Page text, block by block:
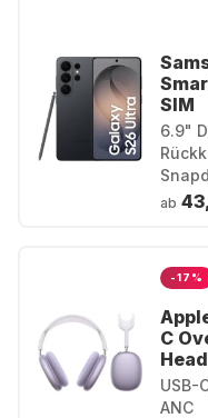
SIM
6.9"
ab
-17%
C
USB-
ANC